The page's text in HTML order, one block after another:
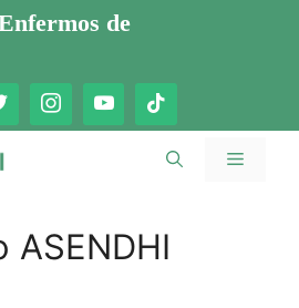
de
Menú
ASENDHI